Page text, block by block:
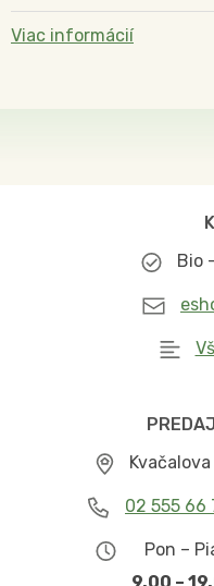
Viac informácií
Bio
Kvačalova
02 555 66
Pon –